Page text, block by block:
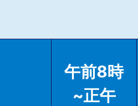
午前8時
~正午